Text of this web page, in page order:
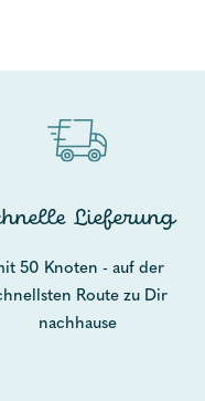
Lieferung
50 Knoten - auf der
Route zu Dir
nachhause